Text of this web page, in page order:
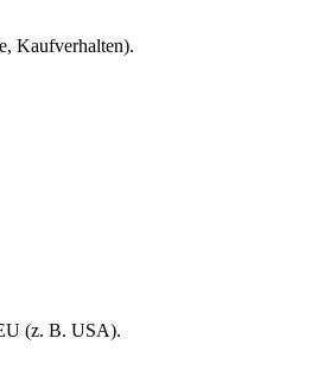
Kaufverhalten).
(z. B. USA).